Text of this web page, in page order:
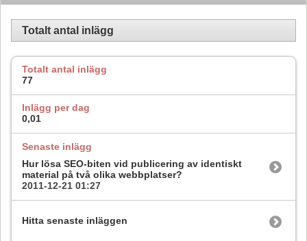
Totalt antal inlägg
Totalt antal inlägg
77
Inlägg per dag
0,01
Senaste inlägg
Hur lösa SEO-biten vid publicering av identiskt
material på två olika webbplatser?
2011-12-21 01:27
Hitta senaste inläggen